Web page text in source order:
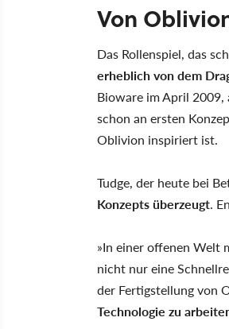
Von
Das Rollenspiel, das
erheblich von dem
Bioware im April
schon an ersten
Oblivion inspiriert ist.
Tudge, der heute bei
Konzepts überzeugt.
»In einer offenen Welt
nicht nur eine
der Fertigstellung von
Technologie zu